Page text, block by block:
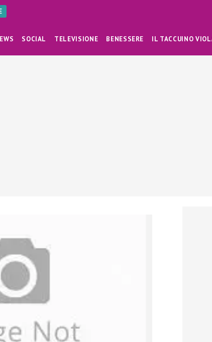
SOCIAL TELEVISIONE BENESSERE IL TACCUINO